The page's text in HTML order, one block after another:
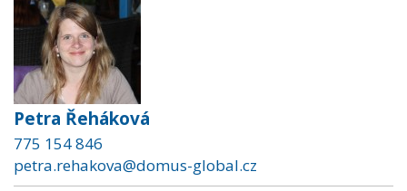
Petra Řeháková
775 154 846
petra.rehakova@domus-global.cz